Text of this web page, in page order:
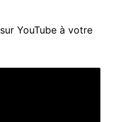
YouTube à votre